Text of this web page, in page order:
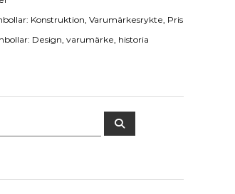
Konstruktion, Varumärkesrykte, Pris
Design, varumärke, historia
S